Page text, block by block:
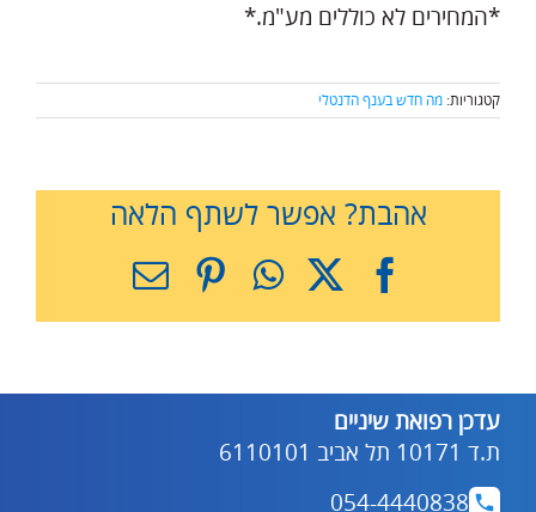
*המחירים לא כוללים מע"מ.*
קטגוריות: מה חדש בענף הדנטלי
אהבת? אפשר לשתף הלאה
Facebook
X
WhatsApp
Pinterest
כתובת
עדכן רפואת שיניים
ת.ד 10171 תל אביב 6110101
054-4440838